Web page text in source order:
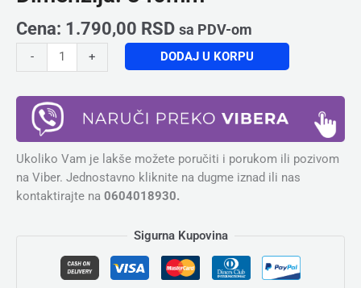
Cena: 1.790,00 RSD sa PDV-om
- + DODAJ U KORPU
Ukoliko Vam je lakše možete poručiti i porukom ili pozivom
na Viber. Jednostavno kliknite na dugme iznad ili nas
kontaktirajte na 0604018930.
Sigurna Kupovina